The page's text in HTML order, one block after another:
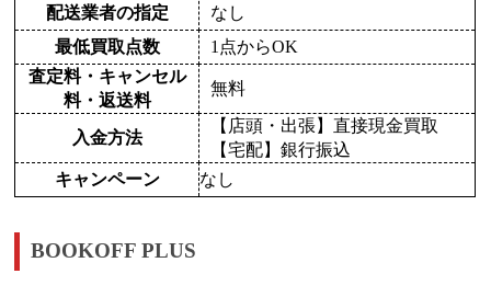
配送業者の指定
なし
最低買取点数
1点からOK
査定料・キャンセル
料・返送料
無料
入金方法
【店頭・出張】直接現金買取
【宅配】銀行振込
キャンペーン
なし
BOOKOFF PLUS